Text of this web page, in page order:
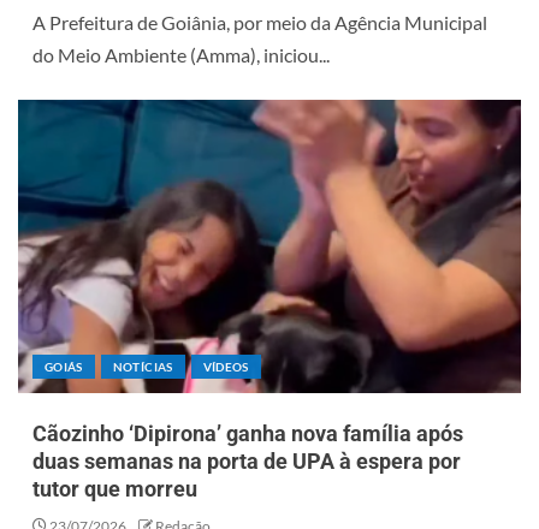
A Prefeitura de Goiânia, por meio da Agência Municipal
do Meio Ambiente (Amma), iniciou...
GOIÁS NOTÍCIAS VÍDEOS
Cãozinho ‘Dipirona’ ganha nova família após
duas semanas na porta de UPA à espera por
tutor que morreu